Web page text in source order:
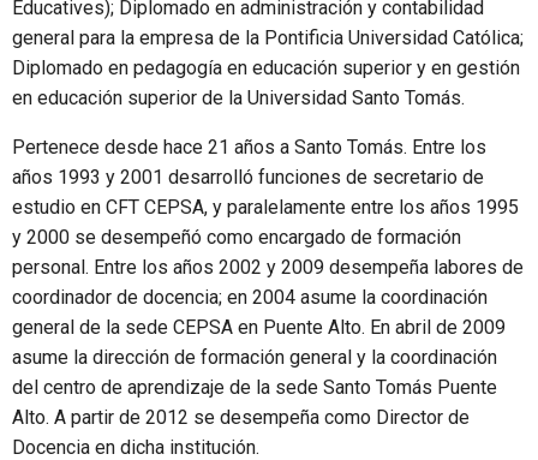
Educatives); Diplomado en administración y contabilidad
general para la empresa de la Pontificia Universidad Católica;
Diplomado en pedagogía en educación superior y en gestión
en educación superior de la Universidad Santo Tomás.
Pertenece desde hace 21 años a Santo Tomás. Entre los
años 1993 y 2001 desarrolló funciones de secretario de
estudio en CFT CEPSA, y paralelamente entre los años 1995
y 2000 se desempeñó como encargado de formación
personal. Entre los años 2002 y 2009 desempeña labores de
coordinador de docencia; en 2004 asume la coordinación
general de la sede CEPSA en Puente Alto. En abril de 2009
asume la dirección de formación general y la coordinación
del centro de aprendizaje de la sede Santo Tomás Puente
Alto. A partir de 2012 se desempeña como Director de
Docencia en dicha institución.